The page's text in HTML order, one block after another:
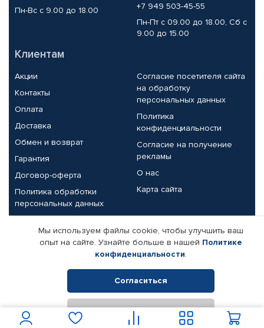
Пн-Вс с 9.00 до 18.00
+7 949 503-45-55
Пн-Пт с 09.00 до 18.00, Сб с
9.00 до 15.00
Клиентам
Акции
Контакты
Оплата
Доставка
Обмен и возврат
Гарантия
Договор-оферта
Политика обработки
персональных данных
Согласие посетителя сайта
на обработку
персональных данных
Политика
конфиденциальности
Согласие на получение
рекламы
О нас
Карта сайта
Партнерам
Корпоративным клиентам
Поставщикам
Реквизиты компании
© КАМАЗ ЦЕНТР ДОНЕЦК, 2015-2026. Все права защищены.
Интернет-магазин автомобильных товаров Автопрофи.
Мы используем файлы cookie, чтобы улучшить ваш
опыт на сайте. Узнайте больше в нашей Политике
конфиденциальности.
Согласиться
Отклонить